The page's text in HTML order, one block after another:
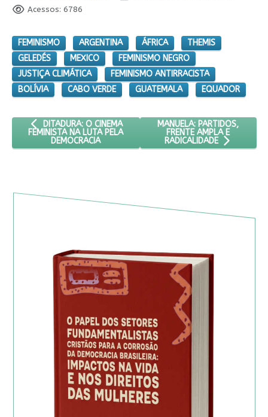
Acessos: 6786
FEMINISMO ARGENTINA ÁFRICA
THEMIS
GELEDÉS
MEXICO
FEMINISMO NEGRO
JUSTIÇA CLIMÁTICA
FEMINISMO ANTIRRACISTA
BOLÍVIA
CABO VERDE GUATEMALA EQUADOR
ARTIGO ANTERIOR: DITADURA: O CINEMA FEMINISTA NA LUTA
DITADURA: O CINEMA
FEMINISTA NA LUTA PELA
DEMOCRACIA
PRÓXIMO ARTIGO:
MANUELA: PARTIDOS,
FRENTE AMPLA E
RADICALIDADE